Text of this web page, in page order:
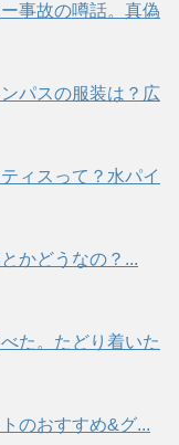
事故の噂話。真偽
パスの服装は？広
ィスって？水パイ
かどうなの？...
た。たどり着いた
のおすすめ&グ...